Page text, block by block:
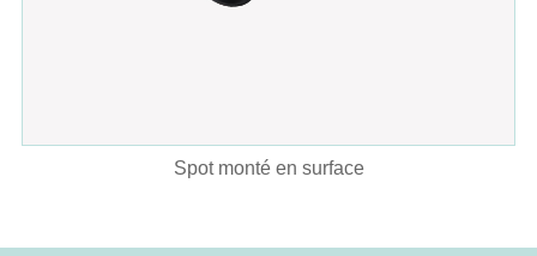
Spot monté en surface